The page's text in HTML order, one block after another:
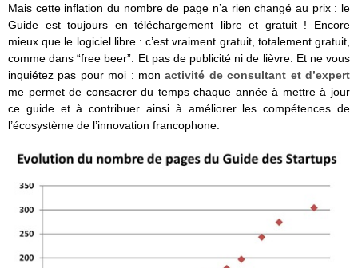
Mais cette inflation du nombre de page n’a rien changé au prix : le
Guide est toujours en téléchargement libre et gratuit ! Encore
mieux que le logiciel libre : c’est vraiment gratuit, totalement gratuit,
comme dans “free beer”. Et pas de publicité ni de lièvre. Et ne vous
inquiétez pas pour moi : monactivité de consultant et d’expert
me permet de consacrer du temps chaque année à mettre à jour
ce guide et à contribuer ainsi à améliorer les compétences de
l’écosystème de l’innovation francophone.